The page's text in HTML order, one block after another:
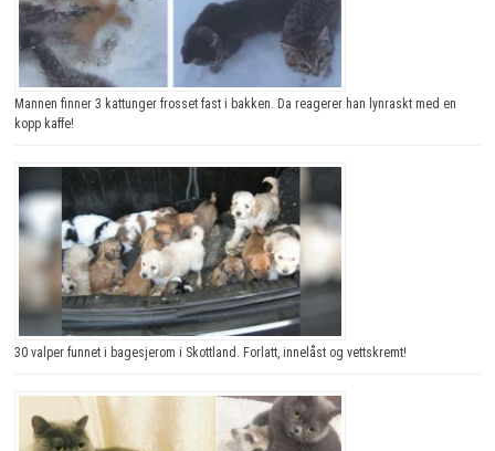
Mannen finner 3 kattunger frosset fast i bakken. Da reagerer han lynraskt med en
kopp kaffe!
30 valper funnet i bagesjerom i Skottland. Forlatt, innelåst og vettskremt!